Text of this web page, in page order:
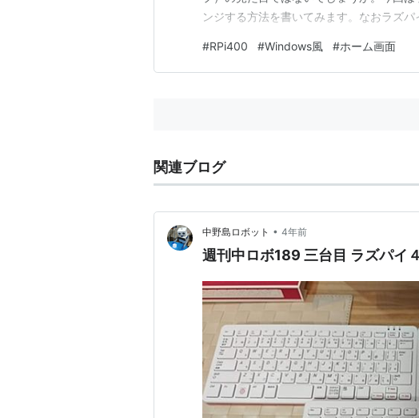
ンジする方法を書いてみます。なおラズ
観の設定」ダイアログで見た目を変更で
外観の設定ダイアログの「デ…
#RPi400 #Windows風 #ホーム画面
関連ブログ
中野島ロボット • 4年前
週刊中ロボ189 三台目 ラズパイ